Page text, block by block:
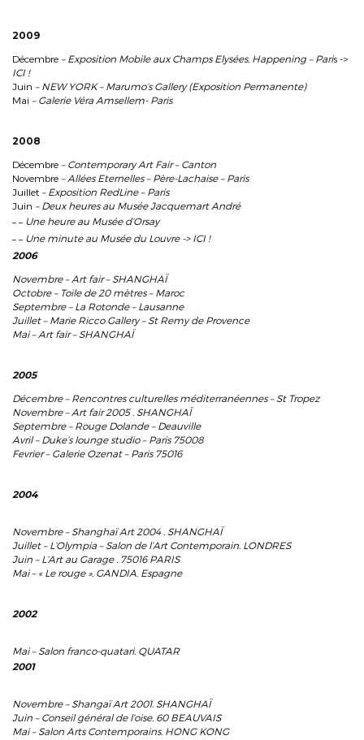
2009
Décembre – Exposition Mobile aux Champs Elysées. Happening – Paris ->
ICI !
Juin – NEW YORK – Marumo’s Gallery (Exposition Permanente)
Mai – Galerie Véra Amsellem- Paris
2008
Décembre – Contemporary Art Fair – Canton
Novembre – Allées Eternelles – Père-Lachaise – Paris
Juillet – Exposition RedLine – Paris
Juin – Deux heures au Musée Jacquemart André
– – Une heure au Musée d’Orsay
– – Une minute au Musée du Louvre -> ICI !
2006
Novembre – Art fair – SHANGHAÏ
Octobre – Toile de 20 mètres – Maroc
Septembre – La Rotonde – Lausanne
Juillet – Marie Ricco Gallery – St Remy de Provence
Mai – Art fair – SHANGHAÏ
2005
Décembre – Rencontres culturelles méditerranéennes – St Tropez
Novembre – Art fair 2005 . SHANGHAÏ
Septembre – Rouge Dolande – Deauville
Avril – Duke’s lounge studio – Paris 75008
Fevrier – Galerie Ozenat – Paris 75016
2004
Novembre – Shanghaï Art 2004 . SHANGHAÏ
Juillet – L’Olympia – Salon de l’Art Contemporain. LONDRES
Juin – L’Art au Garage . 75016 PARIS
Mai – « Le rouge ». GANDIA. Espagne
2002
Mai – Salon franco-quatari. QUATAR
2001
Novembre – Shangaï Art 2001. SHANGHAÏ
Juin – Conseil général de l’oise. 60 BEAUVAIS
Mai – Salon Arts Contemporains. HONG KONG